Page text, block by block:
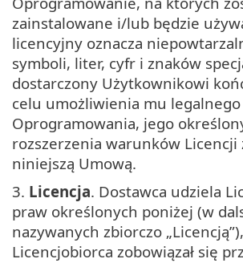
zainstalowane i/lub będzie
licencyjny oznacza
symboli, liter, cyfr i znaków
dostarczony Użytkownikowi
celu umożliwienia mu
Oprogramowania, jego
rozszerzenia warunków Licencji
niniejszą Umową.
3. Licencja. Dostawca udziela
praw określonych poniżej (w
nazywanych zbiorczo
Licencjobiorca zobowiązał się